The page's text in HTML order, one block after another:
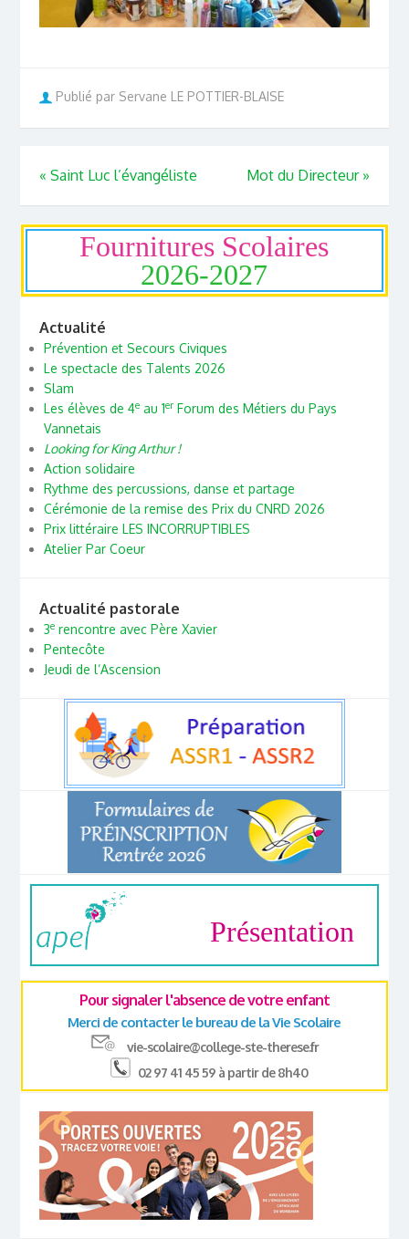
Publié par Servane LE POTTIER-BLAISE
« Saint Luc l’évangéliste Mot du Directeur »
Fournitures Scolaires
2026-2027
Actualité
Prévention et Secours Civiques
Le spectacle des Talents 2026
Slam
Les élèves de 4eau 1erForum des Métiers du Pays
Vannetais
Looking for King Arthur !
Action solidaire
Rythme des percussions, danse et partage
Cérémonie de la remise des Prix du CNRD 2026
Prix littéraire LES INCORRUPTIBLES
Atelier Par Coeur
Actualité pastorale
3erencontre avec Père Xavier
Pentecôte
Jeudi de l’Ascension
Présentation
Pour signaler l'absence de votre enfant
Merci de contacter le bureau de la Vie Scolaire
vie-scolaire@college-ste-therese.fr
02 97 41 45 59 à partir de 8h40